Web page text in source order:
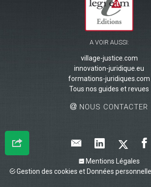
A VOIR AUSSI:
village-justice.com
innovation-juridique.eu
formations-juridiques.com
Tous nos guides et revues
NOUS CONTACTER
Mentions Légales
Gestion des cookies et Données